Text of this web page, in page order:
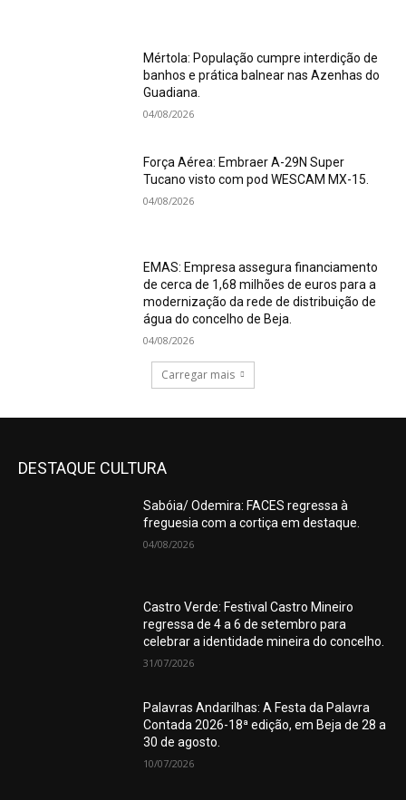
Mértola: População cumpre interdição de
banhos e prática balnear nas Azenhas do
Guadiana.
04/08/2026
Força Aérea: Embraer A-29N Super
Tucano visto com pod WESCAM MX-15.
04/08/2026
EMAS: Empresa assegura financiamento
de cerca de 1,68 milhões de euros para a
modernização da rede de distribuição de
água do concelho de Beja.
04/08/2026
Carregar mais
DESTAQUE CULTURA
Sabóia/ Odemira: FACES regressa à
freguesia com a cortiça em destaque.
04/08/2026
Castro Verde: Festival Castro Mineiro
regressa de 4 a 6 de setembro para
celebrar a identidade mineira do concelho.
31/07/2026
Palavras Andarilhas: A Festa da Palavra
Contada 2026-18ª edição, em Beja de 28 a
30 de agosto.
10/07/2026